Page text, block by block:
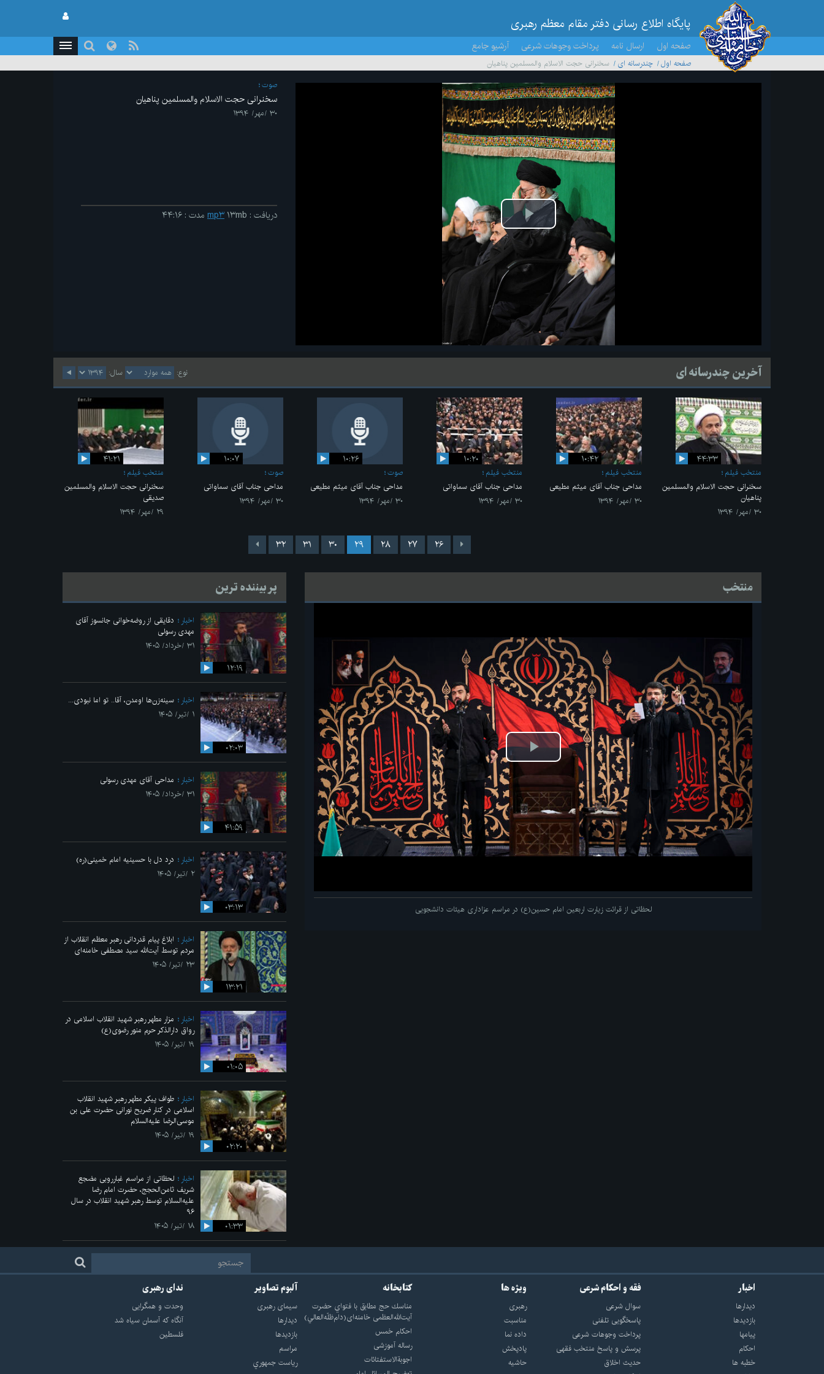
پایگاه اطلاع رسانی دفتر مقام معظم رهبری
صفحه اول ارسال نامه پرداخت وجوهات شرعی آرشیو جامع
صفحه اول چندرسانه ای سخنرانی حجت الاسلام والمسلمین پناهیان
پخش
ویدیو
صوت
سخنرانی حجت الاسلام والمسلمین پناهیان
۳۰ /مهر/ ۱۳۹۴
دریافت : mp۳ ۱۳mb مدت : ۴۴:۱۶
آخرین چندرسانه ای نوع: سال:
۴۴:۳۳
منتخب فیلم
سخنرانی حجت الاسلام والمسلمین
پناهیان
۳۰ /مهر/ ۱۳۹۴
۱۰:۴۲
منتخب فیلم
مداحی جناب آقای میثم مطیعی
۳۰ /مهر/ ۱۳۹۴
۱۰:۲۰
منتخب فیلم
مداحی جناب آقای سماواتی
۳۰ /مهر/ ۱۳۹۴
۱۰:۲۶
صوت
مداحی جناب آقای میثم مطیعی
۳۰ /مهر/ ۱۳۹۴
۱۰:۰۷
صوت
مداحی جناب آقای سماواتی
۳۰ /مهر/ ۱۳۹۴
۴۱:۲۱
منتخب فیلم
سخنرانی حجت الاسلام والمسلمین
صدیقی
۲۹ /مهر/ ۱۳۹۴
۲۶ ۲۷ ۲۸ ۲۹ ۳۰ ۳۱ ۳۲
منتخب
پخش
ویدیو
لحظاتی از قرائت زیارت اربعین امام حسین(ع) در مراسم عزاداری هیئات دانشجویی
پر بیننده ترین
۱۲:۱۹
اخبار
دقایقی از روضه‌خوانی جانسوز آقای
مهدی رسولی
۳۱ /خرداد/ ۱۴۰۵
۰۲:۰۳
اخبار
سینه‌زن‌ها اومدن،‌ آقا.. تو اما نبودی...
۱ /تیر/ ۱۴۰۵
۴۱:۵۹
اخبار
مداحی آقای مهدی رسولی
۳۱ /خرداد/ ۱۴۰۵
۰۳:۱۳
اخبار
درد دل با حسینیه امام خمینی(ره)
۲ /تیر/ ۱۴۰۵
۱۳:۲۱
اخبار
ابلاغ پیام قدردانی رهبر معظم انقلاب از
مردم توسط آیت‌الله سید مصطفی خامنه‌ای
۲۳ /تیر/ ۱۴۰۵
۰۱:۰۵
اخبار
مزار مطهر رهبر شهید انقلاب اسلامی در
رواق دارالذکر حرم منور رضوی(ع)
۱۹ /تیر/ ۱۴۰۵
۰۲:۲۰
اخبار
طواف پیکر مطهر رهبر شهید انقلاب
اسلامی در کنار ضریح نورانی حضرت علی‌ بن
موسی‌الرضا علیه‌السلام
۱۹ /تیر/ ۱۴۰۵
۰۱:۳۳
اخبار
لحظاتی از مراسم غبارروبی مضجع
شریف ثامن‌الحجج، حضرت امام رضا
علیه‌السلام توسط رهبر شهید انقلاب در سال
۹۶
۱۸ /تیر/ ۱۴۰۵
اخبار
دیدارها
بازديدها
پيامها
احكام
خطبه ها
فقه و احکام شرعی
سوال شرعی
پاسخگویی تلفنی
پرداخت وجوهات شرعی
پرسش و پاسخ منتخب فقهی
حدیث اخلاق
ویژه ها
رهبری
مناسبت
داده نما
پادپخش
حاشیه
کتابخانه
مناسك حج مطابق با فتواي حضرت
آيت‌الله‌العظمى خامنه‌اى(دام‌ظلّه‌العالي)
احکام خمس
رساله آموزشی
اجوبة‌الاستفتائات
آلبوم تصاویر
سيماى رهبرى
ديدارها
بازديدها
مراسم
رياست جمهوري
ندای رهبری
وحدت و همگرایی
آنگاه که آسمان سیاه شد
فلسطین